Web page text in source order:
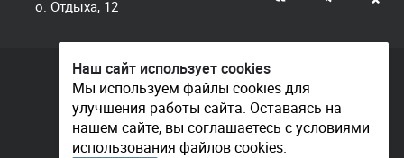
о. Отдыха, 12
© КГАУ «Центр спортивной подготовки», 2026
Документы
Политика конфиденциальности
Наш сайт использует cookies
Мы используем файлы cookies для
улучшения работы сайта. Оставаясь на
нашем сайте, вы соглашаетесь с условиями
использования файлов cookies.